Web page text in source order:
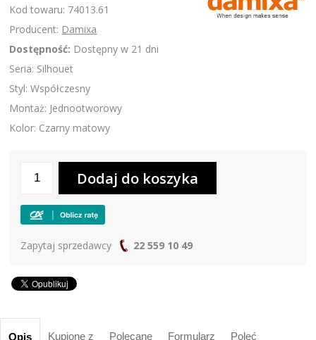
Kod towaru: 74013.61
Producent: Damixa
Dostępność: Dostępny w 21 dni
Seria: Silhouet
Styl: Współczesny
Montaż: Jednootworowy
Kolor: Czarny matowy
Zapytaj sprzedawcy 22 559 10 49
Opis Kupione z Polecane Formularz Poleć